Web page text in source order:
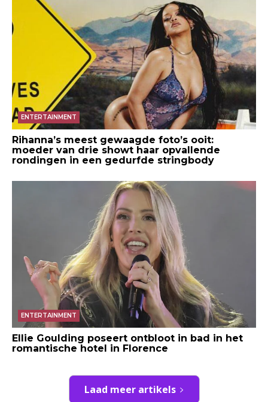
ENTERTAINMENT
Rihanna’s meest gewaagde foto’s ooit:
moeder van drie showt haar opvallende
rondingen in een gedurfde stringbody
ENTERTAINMENT
Ellie Goulding poseert ontbloot in bad in het
romantische hotel in Florence
Laad meer artikels